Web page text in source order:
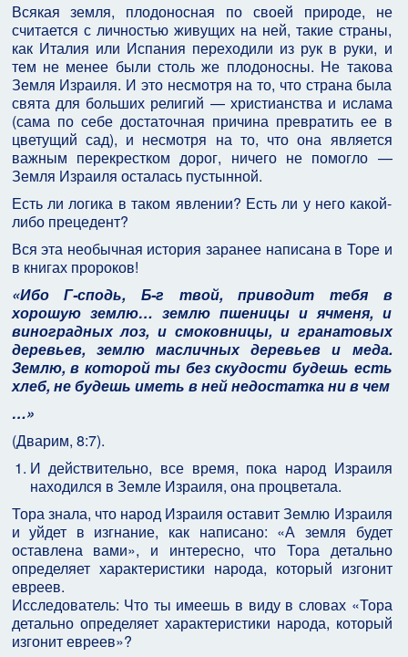
Всякая земля, плодоносная по своей природе, не
считается с личностью живущих на ней, такие страны,
как Италия или Испания переходили из рук в руки, и
тем не менее были столь же плодоносны. Не такова
Земля Израиля. И это несмотря на то, что страна была
свята для больших религий — христианства и ислама
(сама по себе достаточная причина превратить ее в
цветущий сад), и несмотря на то, что она является
важным перекрестком дорог, ничего не помогло —
Земля Израиля осталась пустынной.
Есть ли логика в таком явлении? Есть ли у него какой-
либо прецедент?
Вся эта необычная история заранее написана в Торе и
в книгах пророков!
«Ибо Г-сподь, Б-г твой, приводит тебя в
хорошую землю… землю пшеницы и ячменя, и
виноградных лоз, и смоковницы, и гранатовых
деревьев, землю масличных деревьев и меда.
Землю, в которой ты без скудости будешь есть
хлеб, не будешь иметь в ней недостатка ни в чем
…»
(Дварим, 8:7).
И действительно, все время, пока народ Израиля
находился в Земле Израиля, она процветала.
Тора знала, что народ Израиля оставит Землю Израиля
и уйдет в изгнание, как написано: «А земля будет
оставлена вами», и интересно, что Тора детально
определяет характеристики народа, который изгонит
евреев.
Исследователь: Что ты имеешь в виду в словах «Тора
детально определяет характеристики народа, который
изгонит евреев»?